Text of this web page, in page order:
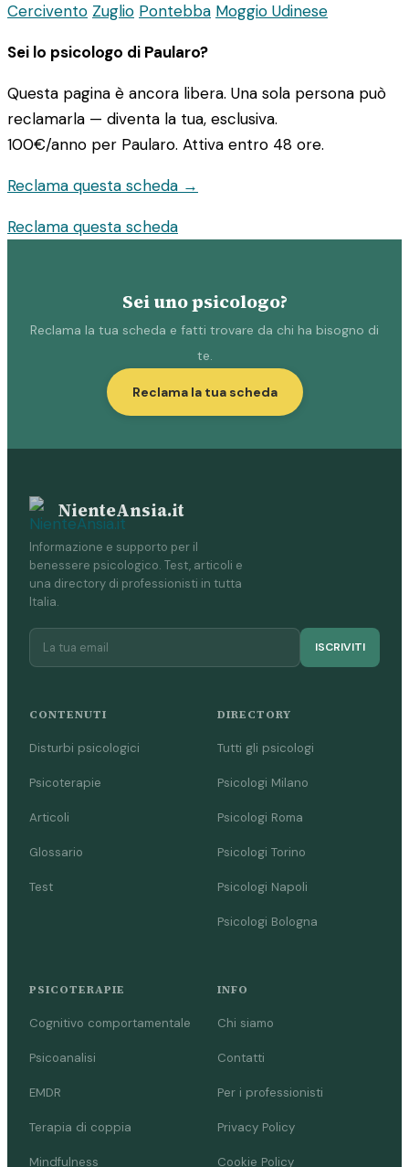
Cercivento Zuglio Pontebba Moggio Udinese
Sei lo psicologo di Paularo?
Questa pagina è ancora libera. Una sola persona può
reclamarla — diventa la tua, esclusiva.
100€/anno per Paularo. Attiva entro 48 ore.
Reclama questa scheda →
Reclama questa scheda
Sei uno psicologo?
Reclama la tua scheda e fatti trovare da chi ha bisogno di
te.
Reclama la tua scheda
NienteAnsia.it
Informazione e supporto per il
benessere psicologico. Test, articoli e
una directory di professionisti in tutta
Italia.
ISCRIVITI
CONTENUTI
Disturbi psicologici
Psicoterapie
Articoli
Glossario
Test
DIRECTORY
Tutti gli psicologi
Psicologi Milano
Psicologi Roma
Psicologi Torino
Psicologi Napoli
Psicologi Bologna
PSICOTERAPIE
Cognitivo comportamentale
Psicoanalisi
EMDR
Terapia di coppia
Mindfulness
INFO
Chi siamo
Contatti
Per i professionisti
Privacy Policy
Cookie Policy